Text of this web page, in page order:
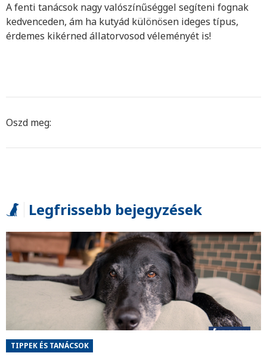
A fenti tanácsok nagy valószínűséggel segíteni fognak
kedvenceden, ám ha kutyád különösen ideges típus,
érdemes kikérned állatorvosod véleményét is!
Oszd meg:
Legfrissebb bejegyzések
TIPPEK ÉS TANÁCSOK